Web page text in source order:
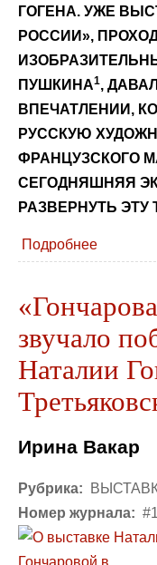
ГОГЕНА. УЖЕ
РОССИИ»,
ПУШКИНА1,
ВПЕЧАТЛЕНИИ,
РУССКУЮ
ФРАНЦУЗСКОГО
СЕГОДНЯШНЯЯ
РАЗВЕРНУТЬ
Подробнее
звучало
Наталии
Ирина Вакар
Рубрика:
Номер журнала: